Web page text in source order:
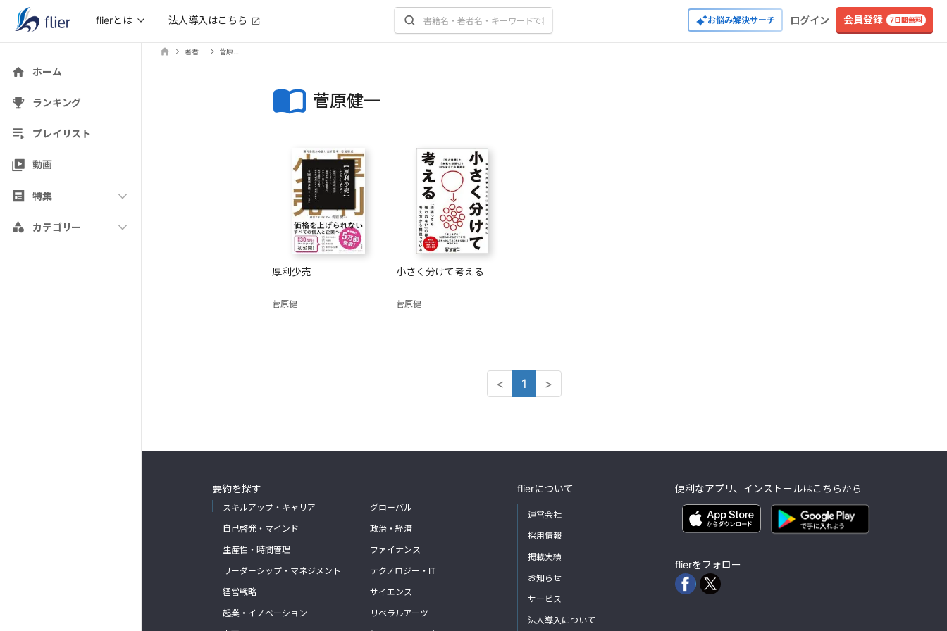
flierとは 法人導入はこちら お悩み解決サーチ ログイン 会員登録 7日間無料
ホーム
ランキング
プレイリスト
動画
特集
カテゴリー
著者 菅原健一
菅原健一
厚利少売
菅原健一
小さく分けて考える
菅原健一
< 1 >
要約を探す
スキルアップ・キャリア
自己啓発・マインド
生産性・時間管理
リーダーシップ・マネジメント
経営戦略
起業・イノベーション
グローバル
政治・経済
ファイナンス
テクノロジー・IT
サイエンス
リベラルアーツ
flierについて
運営会社
採用情報
掲載実績
お知らせ
サービス
法人導入について
便利なアプリ、インストールはこちらから
flierをフォロー